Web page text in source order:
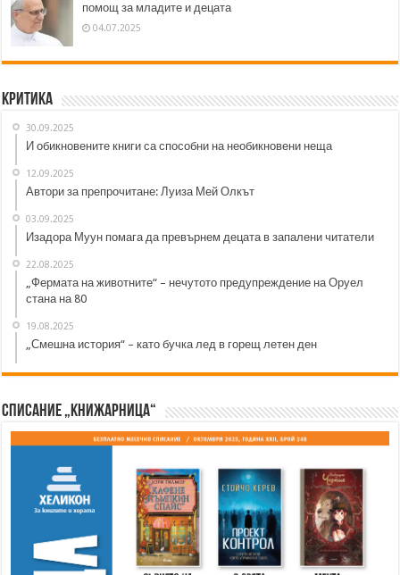
помощ за младите и децата
04.07.2025
Критика
30.09.2025
И обикновените книги са способни на необикновени неща
12.09.2025
Автори за препрочитане: Луиза Мей Олкът
03.09.2025
Изадора Муун помага да превърнем децата в запалени читатели
22.08.2025
„Фермата на животните“ – нечутото предупреждение на Оруел
стана на 80
19.08.2025
„Смешна история“ – като бучка лед в горещ летен ден
Списание „Книжарница“